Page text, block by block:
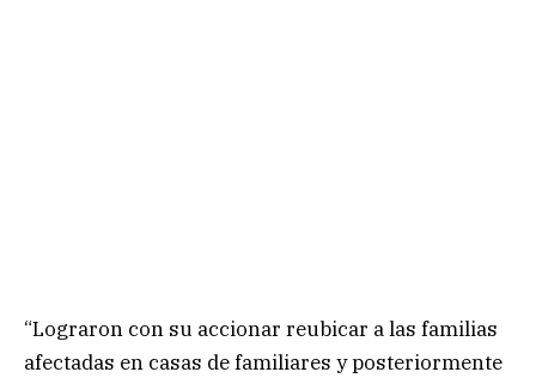
“Lograron con su accionar reubicar a las familias
afectadas en casas de familiares y posteriormente